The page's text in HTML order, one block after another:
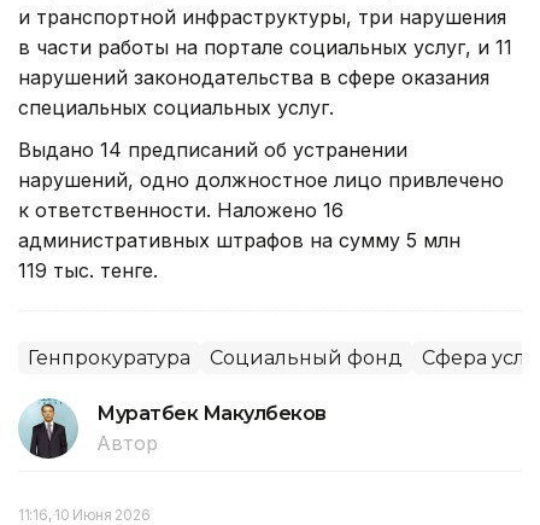
и транспортной инфраструктуры, три нарушения
в части работы на портале социальных услуг, и 11
нарушений законодательства в сфере оказания
специальных социальных услуг.
Выдано 14 предписаний об устранении
нарушений, одно должностное лицо привлечено
к ответственности. Наложено 16
административных штрафов на сумму 5 млн
119 тыс. тенге.
Генпрокуратура Социальный фонд Сфера
Муратбек Макулбеков
Автор
11:16, 10 Июня 2026